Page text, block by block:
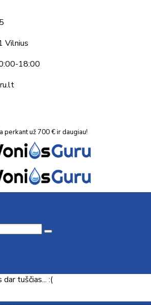
Vilnius
18:00
perkant už 700 € ir daugiau!
dar tuščias... :(